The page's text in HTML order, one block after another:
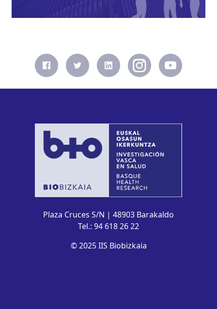
Plaza Cruces S/N | 48903 Barakaldo
Tel.: 94 618 26 22
© 2025 IIS Biobizkaia